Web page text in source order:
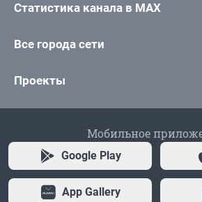
Статистика канала в MAX
Все города сети
Проекты
Мобильное
Google Play
App Gallery